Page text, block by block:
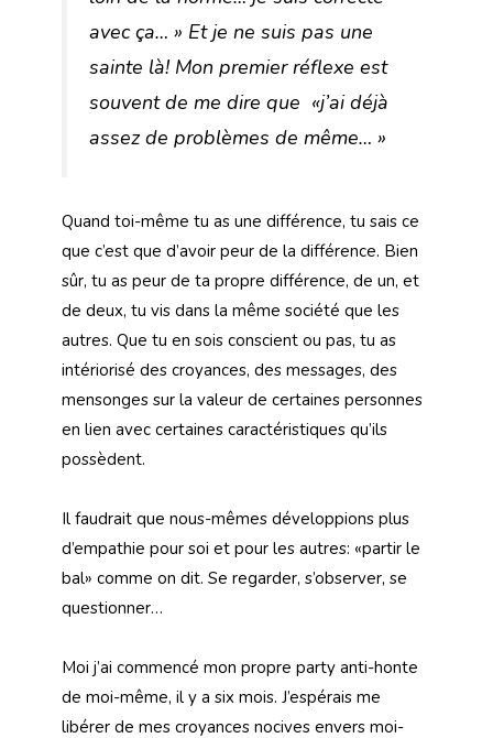
avec ça… » Et je ne suis pas une
sainte là! Mon premier réflexe est
souvent de me dire que «j’ai déjà
assez de problèmes de même… »
Quand toi-même tu as une différence, tu sais ce
que c’est que d’avoir peur de la différence. Bien
sûr, tu as peur de ta propre différence, de un, et
de deux, tu vis dans la même société que les
autres. Que tu en sois conscient ou pas, tu as
intériorisé des croyances, des messages, des
mensonges sur la valeur de certaines personnes
en lien avec certaines caractéristiques qu’ils
possèdent.
Il faudrait que nous-mêmes développions plus
d’empathie pour soi et pour les autres: «partir le
bal» comme on dit. Se regarder, s’observer, se
questionner…
Moi j’ai commencé mon propre party anti-honte
de moi-même, il y a six mois. J’espérais me
libérer de mes croyances nocives envers moi-